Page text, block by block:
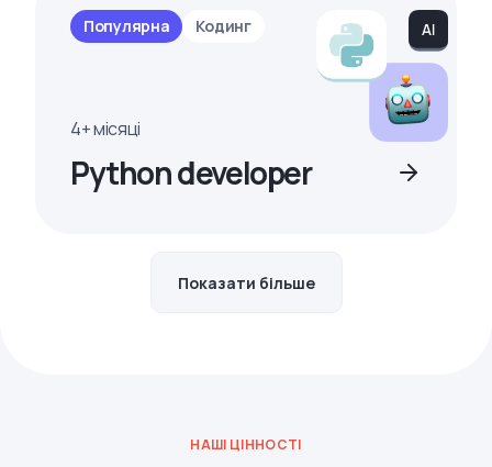
Популярна Кодинг
4+ місяці
Python developer
Показати більше
НАШІ ЦІННОСТІ